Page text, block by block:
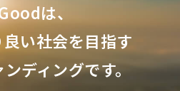
は、
い社会を目指す
ディングです。